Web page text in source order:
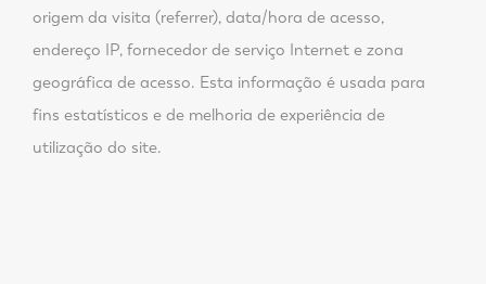
origem da visita (referrer), data/hora de acesso,
endereço IP, fornecedor de serviço Internet e zona
geográfica de acesso. Esta informação é usada para
fins estatísticos e de melhoria de experiência de
utilização do site.